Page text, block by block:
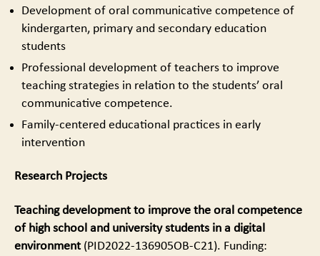
Development of oral communicative competence of
kindergarten, primary and secondary education
students
Professional development of teachers to improve
teaching strategies in relation to the students’ oral
communicative competence.
Family-centered educational practices in early
intervention
Research Projects
Teaching development to improve the oral competence
of high school and university students in a digital
environment(PID2022-136905OB-C21). Funding: